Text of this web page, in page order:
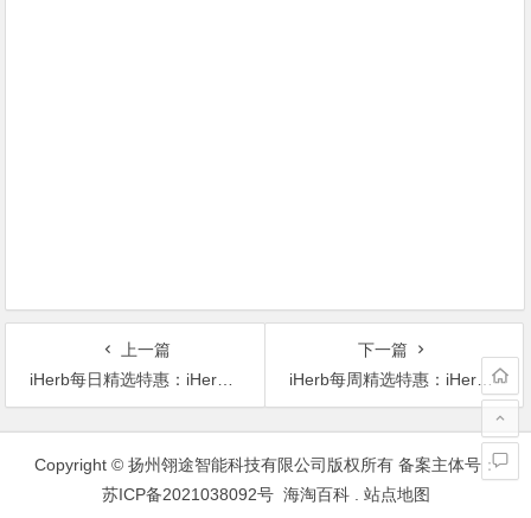
上一篇
iHerb每日精选特惠：iHerb虾青素3折优惠
下一篇
iHerb每周精选特惠：iHerb第41周优惠汇总
文
Copyright © 扬州翎途智能科技有限公司版权所有 备案主体号：
苏ICP备2021038092号 海淘百科. 站点地图